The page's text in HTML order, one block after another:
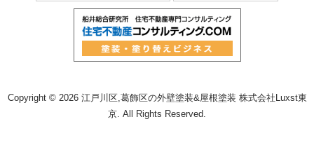
Copyright © 2026 江戸川区,葛飾区の外壁塗装&屋根塗装 株式会社Luxst東
京. All Rights Reserved.